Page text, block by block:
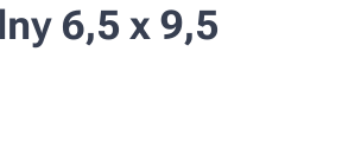
6,5 x 9,5